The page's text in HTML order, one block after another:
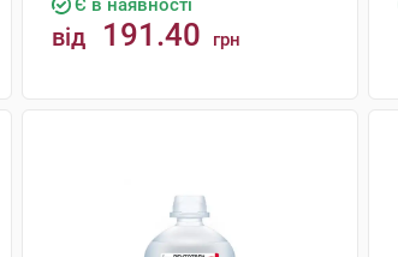
Є в наявності
від 191.40 грн